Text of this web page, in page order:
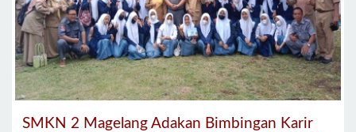
SMKN 2 Magelang Adakan Bimbingan Karir